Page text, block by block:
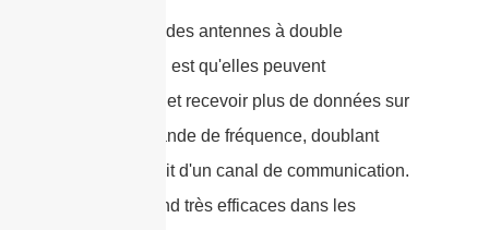
L'avantage des antennes à double
polarisation est qu'elles peuvent
transmettre et recevoir plus de données sur
la même bande de fréquence, doublant
ainsi le débit d'un canal de communication.
Cela les rend très efficaces dans les